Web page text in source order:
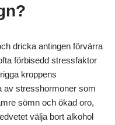
dricka antingen förvärra
förbisedd stressfaktor
kroppens
av stresshormoner som
sömn och ökad oro,
välja bort alkohol